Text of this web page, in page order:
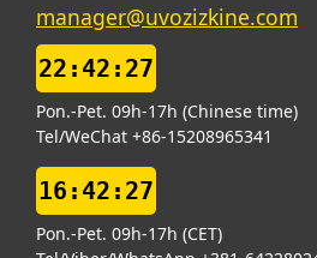
manager@uvozizkine.com
22:42:28
Pon.-Pet. 09h-17h (Chinese time)
Tel/WeChat +86-15208965341
16:42:28
Pon.-Pet. 09h-17h (CET)